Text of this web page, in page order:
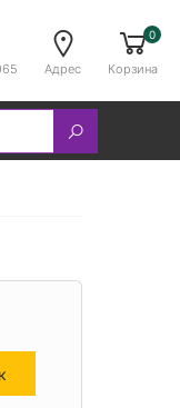
Адрес
0
Корзина